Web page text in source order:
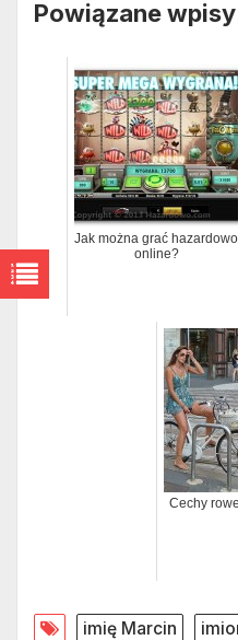
Powiązane
Jak można grać hazardowo
online?
Cechy
imię Marcin